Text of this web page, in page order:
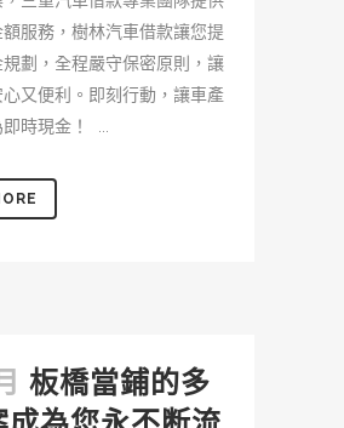
服務，樹林汽車借款讓您提
劃，全程嚴守保密原則，讓
又便利。即刻行動，讓車產
時現金！ ...
板橋當鋪的多